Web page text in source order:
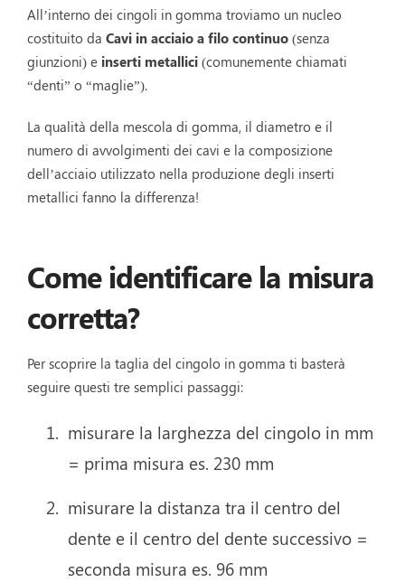
All’interno dei cingoli in gomma troviamo un nucleo
costituito da Cavi in acciaio a filo continuo (senza
giunzioni) e inserti metallici (comunemente chiamati
“denti” o “maglie”).
La qualità della mescola di gomma, il diametro e il
numero di avvolgimenti dei cavi e la composizione
dell’acciaio utilizzato nella produzione degli inserti
metallici fanno la differenza!
Come identificare la misura
corretta?
Per scoprire la taglia del cingolo in gomma ti basterà
seguire questi tre semplici passaggi:
misurare la larghezza del cingolo in mm
= prima misura es. 230 mm
misurare la distanza tra il centro del
dente e il centro del dente successivo =
seconda misura es. 96 mm